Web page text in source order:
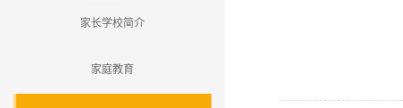
家长学校简介
家庭教育